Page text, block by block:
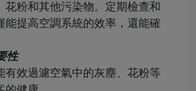
花粉和其他污染物。定期檢查和
能提高空調系統的效率，還能確
性
有效過濾空氣中的灰塵、花粉等